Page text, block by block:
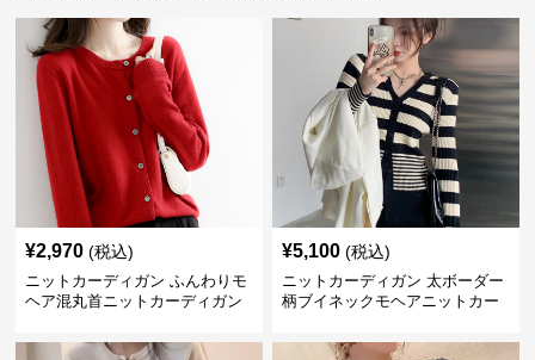
¥2,970 (税込)
ニットカーディガン ふんわりモ
ヘア混丸首ニットカーディガン
¥5,100 (税込)
ニットカーディガン 太ボーダー
柄ブイネックモヘアニットカー